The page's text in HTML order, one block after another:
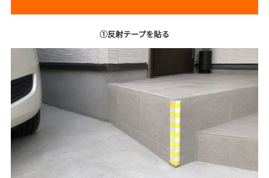
①反射テープを貼る